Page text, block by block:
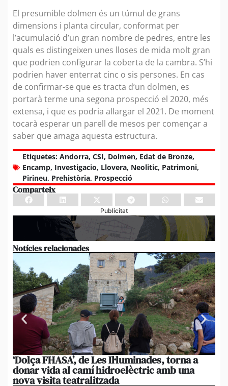
El presumible dolmen és un túmul de grans
dimensions i planta circular, conformat per
l’acumulació d’un gran nombre de pedres, entre les
quals es distingeixen unes lloses de mida molt gran
que podrien configurar la coberta de la cambra. S’hi
podrien haver enterrat cinc o sis persones. En cas
de confirmar-se que es tracta d’un dolmen, es
portarà terme una segona prospecció el 2020, més
extensa, i que es podria allargar el 2021. De moment
tocarà esperar un parell de mesos per començar a
saber que amaga aquesta estructura.
Etiquetes: Andorra, CSI, Dolmen, Edat de Bronze,
Encamp, Investigacio, Llovera, Neolitic, Patrimoni,
Pirineu, Prehistòria, Prospecció
Comparteix
Publicitat
Notícies relacionades
‘Dolça FHASA’, de Les Il·luminades, torna a
donar vida al camí hidroelèctric amb una
nova visita teatralitzada